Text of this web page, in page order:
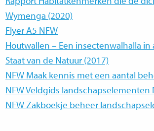
Wymenga (2020)
Flyer A5 NFW
Houtwallen – Een insectenwalhalla in
Staat van de Natuur (2017)
NFW Maak kennis met een aantal
NFW Veldgids landschapselementen
NFW Zakboekje beheer